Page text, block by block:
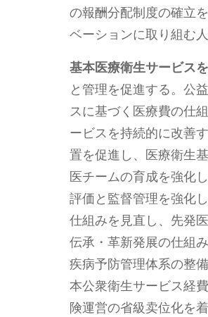
の報酬分配制度の確立
ベーションに取り組む
基本医療衛生サービス
と管理を促進する。公
スに基づく医療費の仕
ービスを持続的に改善
置を促進し、医療衛生
医チームの育成を強化
評価と監督管理を強化
仕組みを見直し、先発
伝承・革新発展の仕組
疾病予防管理体系の整
本公衆衛生サービス経
険運営の省級卖位化を